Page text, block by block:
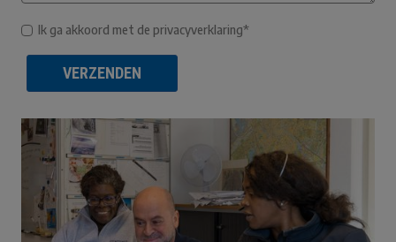
Ik ga akkoord met de privacyverklaring*
VERZENDEN